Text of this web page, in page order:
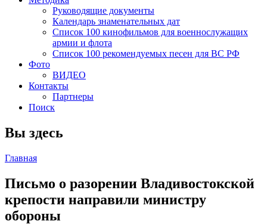
Руководящие документы
Календарь знаменательных дат
Список 100 кинофильмов для военнослужащих
армии и флота
Список 100 рекомендуемых песен для ВС РФ
Фото
ВИДЕО
Контакты
Партнеры
Поиск
Вы здесь
Главная
Письмо о разорении Владивостокской
крепости направили министру
обороны